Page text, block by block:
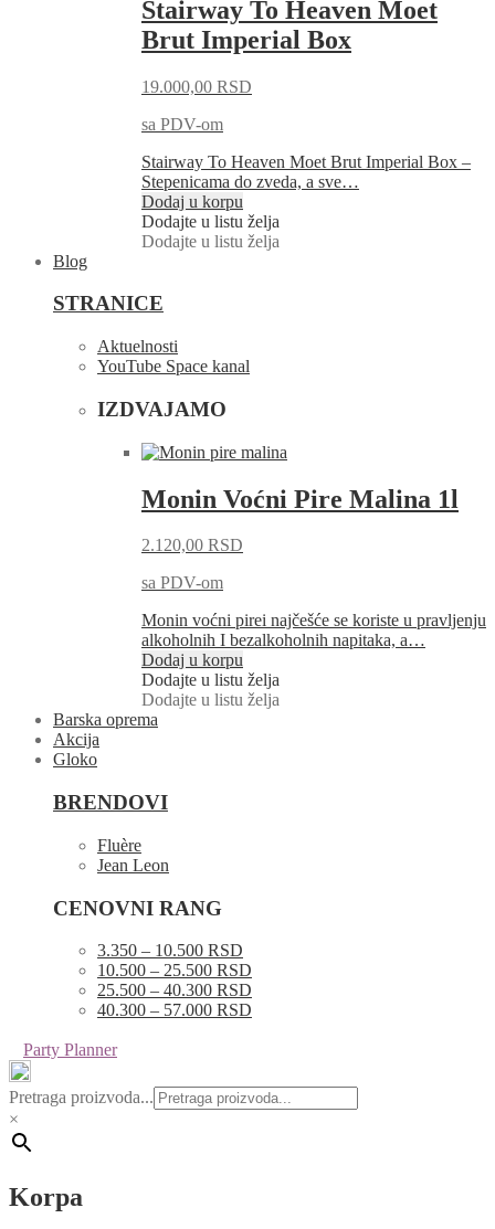
Stairway To Heaven Moet
Brut Imperial Box
19.000,00 RSD
sa PDV-om
Stairway To Heaven Moet Brut Imperial Box –
Stepenicama do zveda, a sve…
Dodaj u korpu
Dodajte u listu želja
Dodajte u listu želja
Blog
STRANICE
Aktuelnosti
YouTube Space kanal
IZDVAJAMO
Monin Voćni Pire Malina 1l
2.120,00 RSD
sa PDV-om
Monin voćni pirei najčešće se koriste u pravljenju
alkoholnih I bezalkoholnih napitaka, a…
Dodaj u korpu
Dodajte u listu želja
Dodajte u listu želja
Barska oprema
Akcija
Gloko
BRENDOVI
Fluère
Jean Leon
CENOVNI RANG
3.350 – 10.500 RSD
10.500 – 25.500 RSD
25.500 – 40.300 RSD
40.300 – 57.000 RSD
Party Planner
Pretraga proizvoda...
×
Korpa